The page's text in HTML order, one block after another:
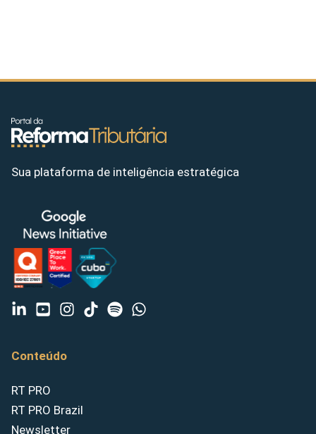
Sua plataforma de inteligência estratégica
Conteúdo
RT PRO
RT PRO Brazil
Newsletter